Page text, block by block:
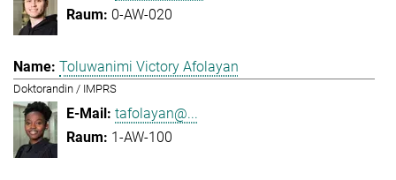
0-AW-020
Toluwanimi Victory Afolayan
Doktorandin / IMPRS
tafolayan@...
1-AW-100